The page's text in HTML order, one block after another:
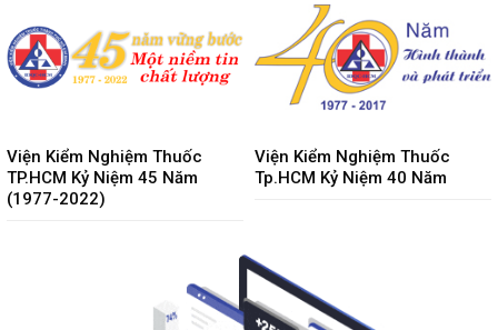
Viện Kiểm Nghiệm Thuốc
TP.HCM Kỷ Niệm 45 Năm
(1977-2022)
Viện Kiểm Nghiệm Thuốc
Tp.HCM Kỷ Niệm 40 Năm